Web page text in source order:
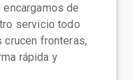
de
servicio todo
crucen fronteras,
rápida y